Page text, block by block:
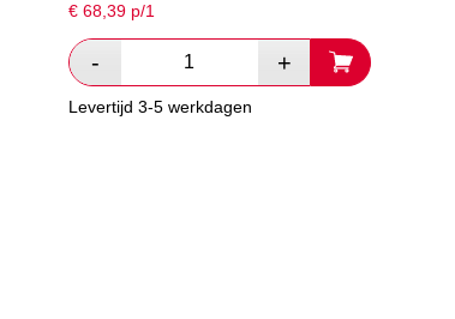
€ 68,39p/1
Levertijd 3-5 werkdagen